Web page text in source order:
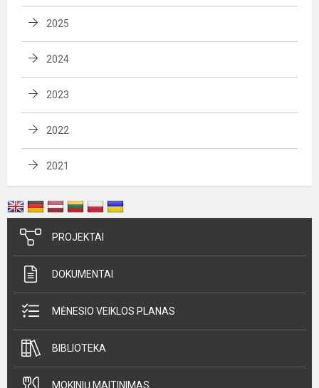
2025
2024
2023
2022
2021
PROJEKTAI
DOKUMENTAI
MĖNESIO VEIKLOS PLANAS
BIBLIOTEKA
MOKINIŲ MAITINIMAS